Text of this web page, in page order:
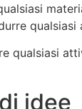
qualsiasi
idee